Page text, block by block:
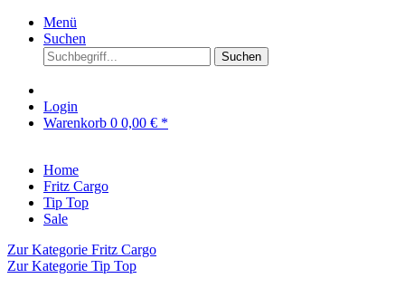
Menü
Suchen
Suchen
Login
Warenkorb 0 0,00 € *
Home
Fritz Cargo
Tip Top
Sale
Zur Kategorie Fritz Cargo
Zur Kategorie Tip Top